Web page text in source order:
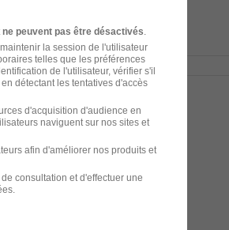
H/F
ne peuvent pas être désactivés
la session de l'utilisateur
telles que les préférences
de l'utilisateur, vérifier s'il
détectant les tentatives d'accès
d'acquisition d'audience en
naviguent sur nos sites et
afin d'améliorer nos produits et
consultation et d'effectuer une